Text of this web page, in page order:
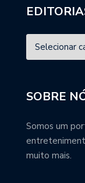
SOBRE
Somos um
muito mais.